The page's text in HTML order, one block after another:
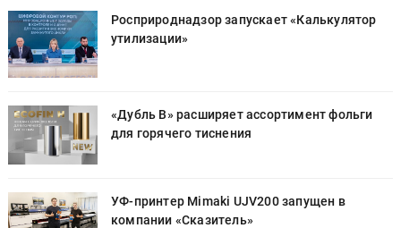
Росприроднадзор запускает «Калькулятор
утилизации»
«Дубль В» расширяет ассортимент фольги
для горячего тиснения
УФ-принтер Mimaki UJV200 запущен в
компании «Сказитель»